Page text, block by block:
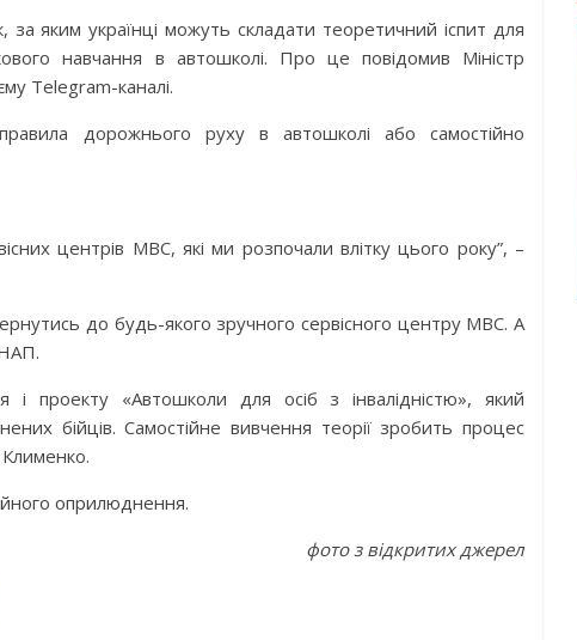
за яким українці можуть складати теоретичний іспит для
навчання в автошколі. Про це повідомив Міністр
Telegram-каналі.
дорожнього руху в автошколі або самостійно
центрів МВС, які ми розпочали влітку цього року”, –
до будь-якого зручного сервісного центру МВС. А
проекту «Автошколи для осіб з інвалідністю», який
бійців. Самостійне вивчення теорії зробить процес
Клименко.
оприлюднення.
фото з відкритих джерел